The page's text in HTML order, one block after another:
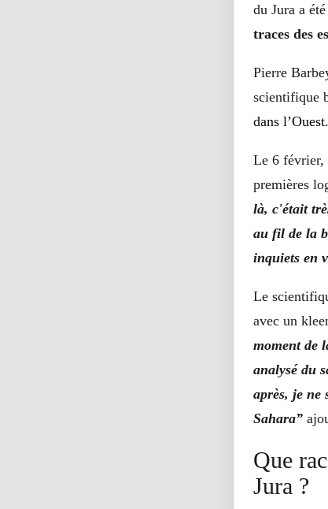
du Jura a
traces des
Pierre
scientifique
dans l’Ouest.
Le 6 février,
premières
là, c'était
au fil de la
inquiets en
Le
avec un
moment de
analysé du
après, je ne
Sahara”
Que
Jura ?